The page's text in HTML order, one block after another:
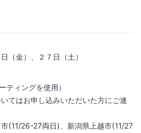
（金）、２７日（土）
ティングを使用）
てはお申し込みいただいた方にご連
市(11/26-27両日)、新潟県上越市(11/27